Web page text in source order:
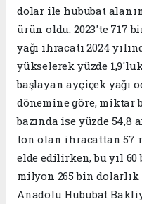
dolar ile hububat
ürün oldu. 2023'te 717
yağı ihracatı 2024
yükselerek yüzde 1,9'luk
başlayan ayçiçek yağı
dönemine göre, miktar
bazında ise yüzde 54,8
ton olan ihracattan 57
elde edilirken, bu yıl
milyon 265 bin dolarlık
Anadolu Hububat